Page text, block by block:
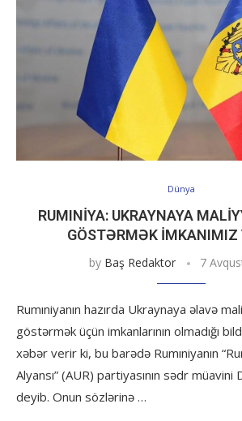
Dünya
RUMINIYA: UKRAYNAYA
GÖSTƏRMƏK IMKANIMIZ
by Baş Redaktor 7
Rumıniyanın hazırda Ukraynaya əlavə
göstərmək üçün imkanlarının olmadığı
xəbər verir ki, bu barədə Rumıniyanın
Alyansı” (AUR) partiyasının sədr müavini
deyib. Onun sözlərinə …